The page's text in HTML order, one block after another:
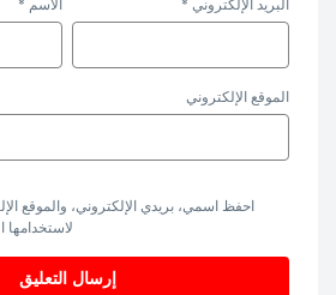
الاسم * البريد الإلكتروني *
الموقع الإلكتروني
احفظ اسمي، بريدي الإلكتروني، والموقع
لاستخدامها